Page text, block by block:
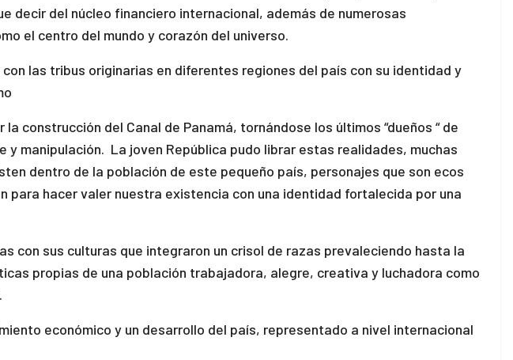
decir del núcleo financiero internacional, además de numerosas
el centro del mundo y corazón del universo.
las tribus originarias en diferentes regiones del país con su identidad y
construcción del Canal de Panamá, tornándose los últimos “dueños “ de
manipulación. La joven República pudo librar estas realidades, muchas
dentro de la población de este pequeño país, personajes que son ecos
para hacer valer nuestra existencia con una identidad fortalecida por una
con sus culturas que integraron un crisol de razas prevaleciendo hasta la
propias de una población trabajadora, alegre, creativa y luchadora como
económico y un desarrollo del país, representado a nivel internacional